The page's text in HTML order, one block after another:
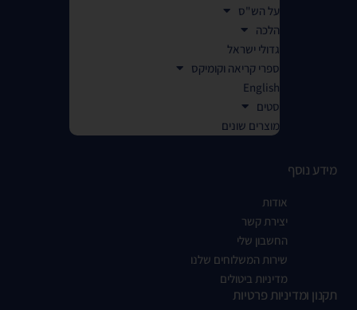
על הש"ס
הלכה
גדולי ישראל
ספרי קריאה וקומיקס
English
סטים
מוצרים שונים
מידע נוסף
אודות
יצירת קשר
החשבון שלי
שירות המשלוחים שלנו
מדיניות ביטולים
תקנון ומדיניות פרטיות